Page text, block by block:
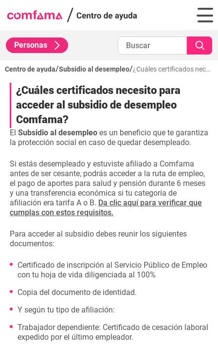
Personas
Centro de ayuda/Subsidio al desempleo/ ¿Cuáles certificados necesito para acceder al subsidio de desempleo Comfama?
¿Cuáles certificados necesito para
acceder al subsidio de desempleo
Comfama?
El Subsidio al desempleo es un beneficio que te garantiza
la protección social en caso de quedar desempleado.
Si estás desempleado y estuviste afiliado a Comfama
antes de ser cesante, podrás acceder a la ruta de empleo,
el pago de aportes para salud y pensión durante 6 meses
y una transferencia económica si tu categoría de
afiliación era tarifa A o B. Da clic aquí para verificar que
cumplas con estos requisitos.
Para acceder al subsidio debes reunir los siguientes
documentos:
Certificado de inscripción al Servicio Público de Empleo
con tu hoja de vida diligenciada al 100%
Copia del documento de identidad.
Y según tu tipo de afiliación:
Trabajador dependiente: Certificado de cesación laboral
expedido por el último empleador.